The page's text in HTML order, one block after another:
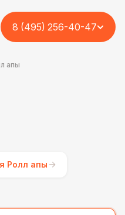
8 (495) 256-40-47
апы
Ролл апы